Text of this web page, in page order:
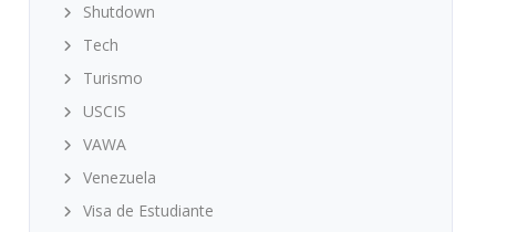
Shutdown
Tech
Turismo
USCIS
VAWA
Venezuela
Visa de Estudiante